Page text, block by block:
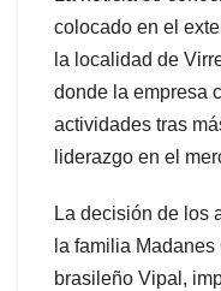
colocado en el
la localidad de
donde la empresa
actividades tras
liderazgo en el
La decisión de los
la familia
brasileño Vipal,